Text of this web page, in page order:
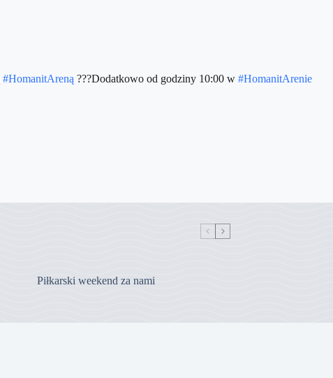
#HomanitAreną ???Dodatkowo od godziny 10:00 w #HomanitArenie
Piłkarski weekend za nami